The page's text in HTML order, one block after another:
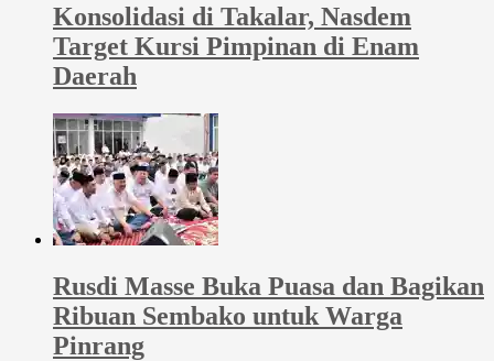
Konsolidasi di Takalar, Nasdem
Target Kursi Pimpinan di Enam
Daerah
Rusdi Masse Buka Puasa dan Bagikan
Ribuan Sembako untuk Warga
Pinrang